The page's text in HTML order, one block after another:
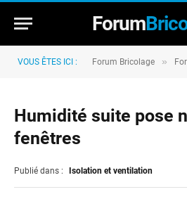
Forum
VOUS ÊTES ICI : Forum Bricolage »
Humidité suite pose
fenêtres
Publié dans : Isolation et ventilation